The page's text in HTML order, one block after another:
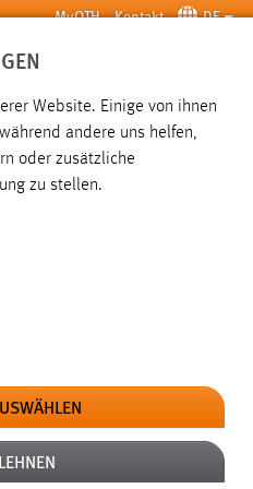
MyOTH Kontakt DE
SUCHE
OTH Amberg-Weiden
IN AMBERG:
DES
Website. Einige von ihnen
andere uns helfen,
oder zusätzliche
zu stellen.